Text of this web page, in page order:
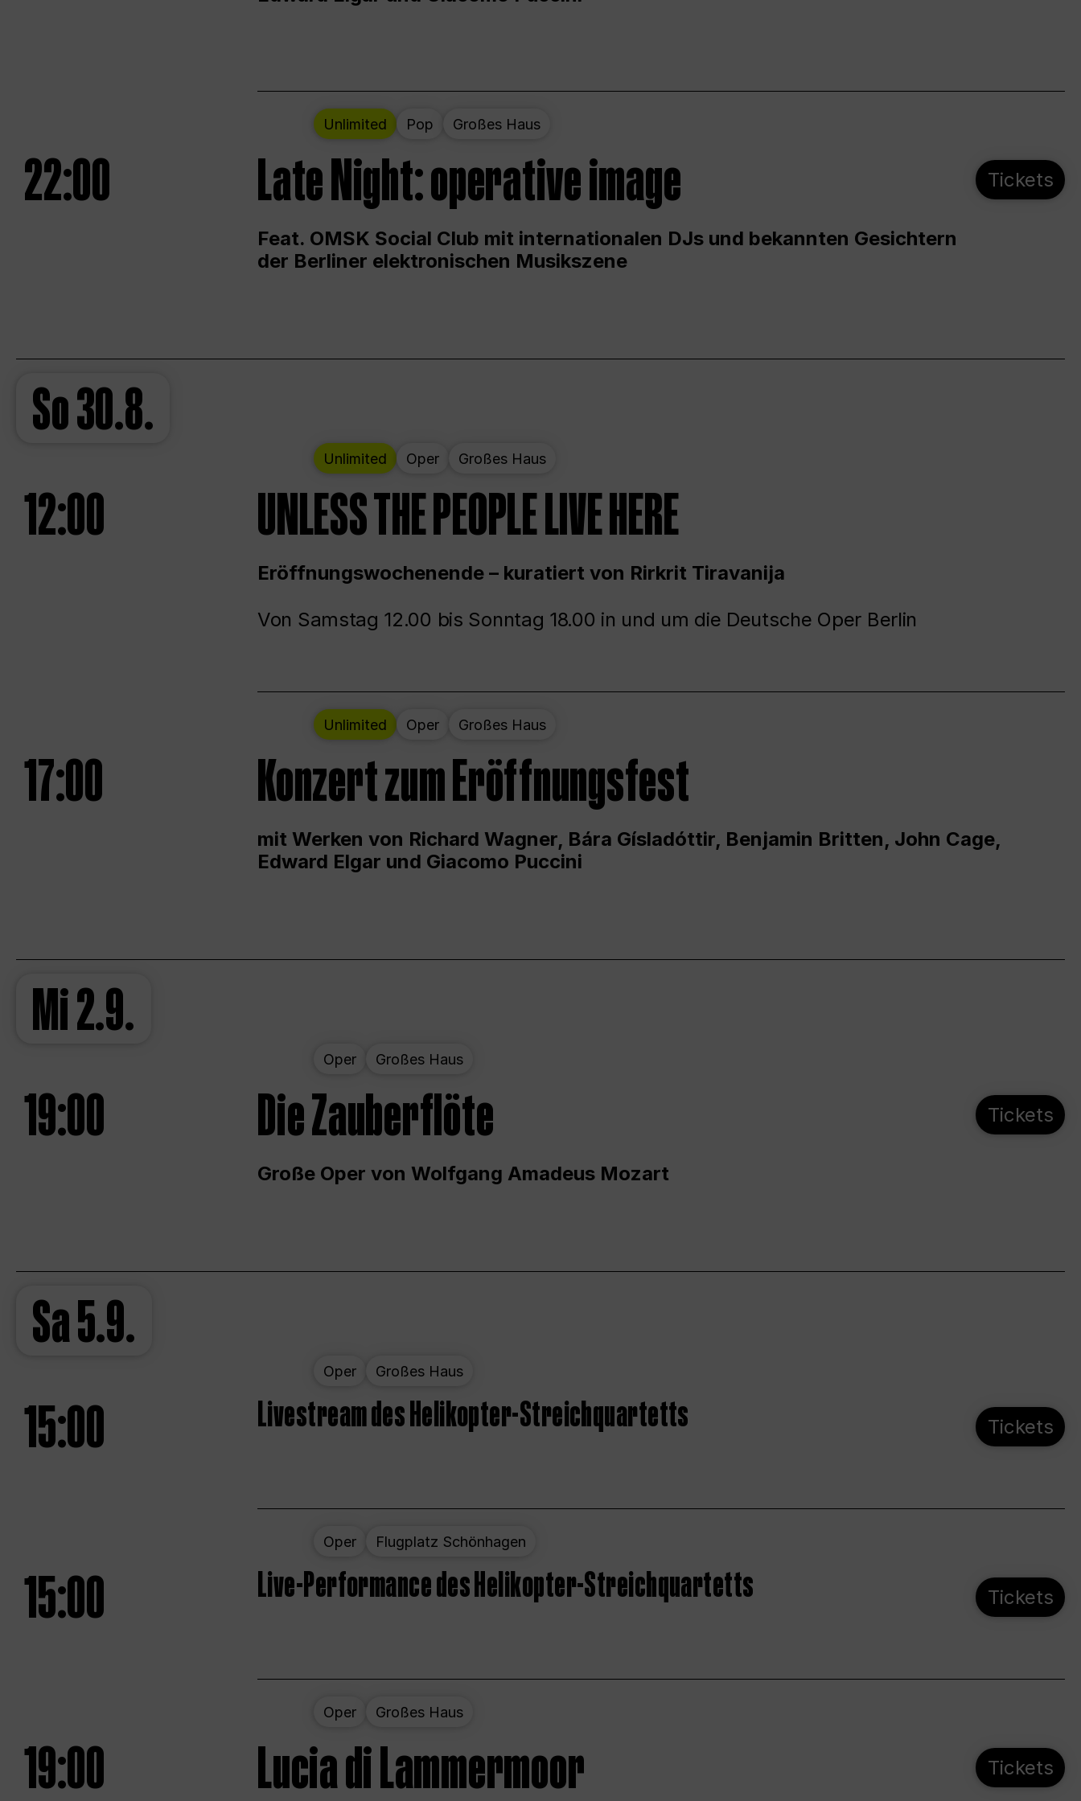
Unlimited Pop Großes Haus
22:00 Late Night: operative image
Feat. OMSK Social Club mit internationalen DJs und bekannten Gesichtern
der Berliner elektronischen Musikszene
Tickets
So30.8.
Unlimited Oper Großes Haus
12:00 UNLESS THE PEOPLE LIVE HERE
Eröffnungswochenende – kuratiert von Rirkrit Tiravanija
Von Samstag 12.00 bis Sonntag 18.00 in und um die Deutsche Oper Berlin
Unlimited Oper Großes Haus
17:00 Konzert zum Eröffnungsfest
mit Werken von Richard Wagner, Bára Gísladóttir, Benjamin Britten, John Cage,
Edward Elgar und Giacomo Puccini
Mi2.9.
Oper Großes Haus
19:00 Die Zauberflöte
Große Oper von Wolfgang Amadeus Mozart
Tickets
Sa5.9.
Oper Großes Haus
15:00 Livestream des Helikopter-Streichquartetts Tickets
Oper Flugplatz Schönhagen
15:00 Live-Performance des Helikopter-Streichquartetts Tickets
Oper Großes Haus
19:00 Lucia di Lammermoor Tickets